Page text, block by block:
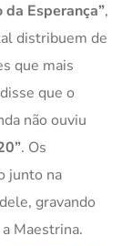
da Esperança”,
distribuem de
que mais
que o
não ouviu
. Os
junto na
gravando
Maestrina.